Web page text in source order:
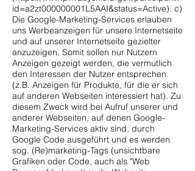
id=a2zt000000001L5AAI&status=Active). c)
Die Google-Marketing-Services erlauben
uns Werbeanzeigen für unsere Internetseite
und auf unserer Internetseite gezielter
anzuzeigen. Somit sollen nur Nutzern
Anzeigen gezeigt werden, die vermutlich
den Interessen der Nutzer entsprechen.
(z.B. Anzeigen für Produkte, für die er sich
auf anderen Webseiten interessiert hat). Zu
diesem Zweck wird bei Aufruf unserer und
anderer Webseiten, auf denen Google-
Marketing-Services aktiv sind, durch
Google Code ausgeführt und es werden
sog. (Re)marketing-Tags (unsichtbare
Grafiken oder Code, auch als "Web